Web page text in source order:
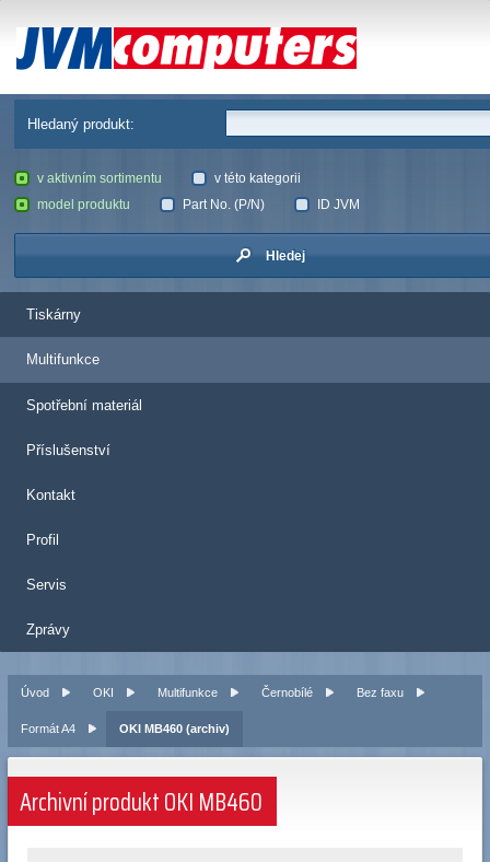
JVM Computers
Hledaný produkt:
v aktivním sortimentu
v této kategorii
model produktu
Part No. (P/N) ID JVM
Hledej
Tiskárny
Multifunkce
Spotřební materiál
Příslušenství
Kontakt
Profil
Servis
Zprávy
Úvod OKI Multifunkce Černobílé Bez faxu
Formát A4 OKI MB460 (archiv)
Archivní produkt OKI MB460